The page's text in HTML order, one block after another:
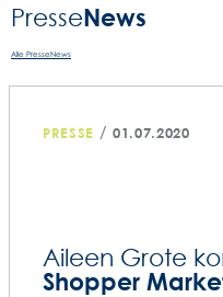
Presse­News
Alle PresseNews
PRESSE /01.07.2020
Aileen Grote
Shopper